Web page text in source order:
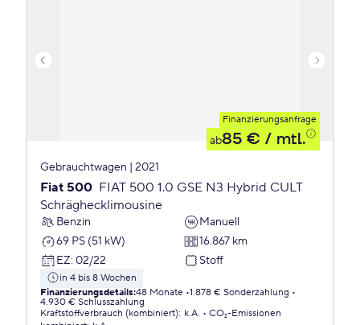
Finanzierungsanfrage
ab85 € / mtl.
Gebrauchtwagen | 2021
Fiat 500 FIAT 500 1.0 GSE N3 Hybrid CULT
Schräghecklimousine
Benzin
Manuell
69 PS (51 kW)
16.867 km
EZ: 02/22 Stoff
in 4 bis 8 Wochen
Finanzierungsdetails:48 Monate 1.878 € Sonderzahlung
4.930 € Schlusszahlung
Kraftstoffverbrauch (kombiniert): k.A.
CO₂-Emissionen